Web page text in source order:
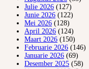
Julie 2026 (127)
Junie 2026 (122)
Mei 2026 (128)
April 2026 (124)
Maart 2026 (150)
Februarie 2026 (146)
Januarie 2026 (69)
Desember 2025 (58)